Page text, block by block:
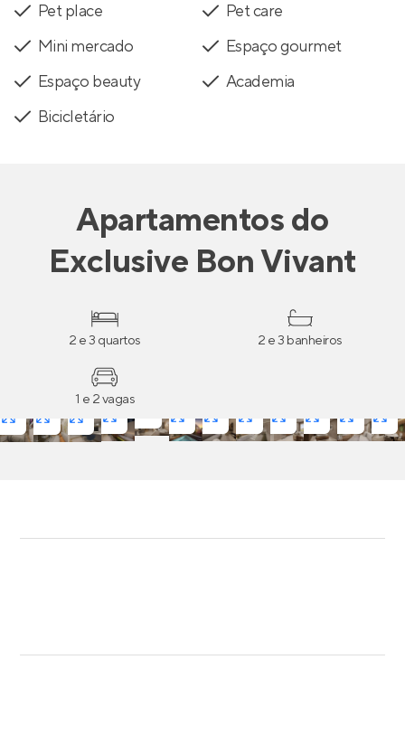
Pet place
Pet care
Mini mercado
Espaço gourmet
Espaço beauty
Academia
Bicicletário
Apartamentosdo
Exclusive Bon Vivant
2 e 3 quartos 2 e 3 banheiros
1 e 2 vagas